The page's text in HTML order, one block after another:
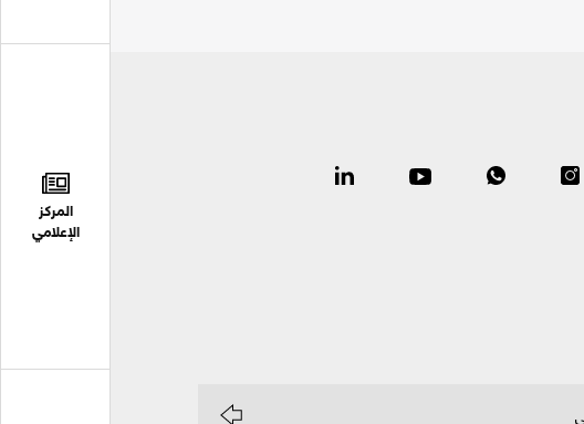
المركز
الإعلامي